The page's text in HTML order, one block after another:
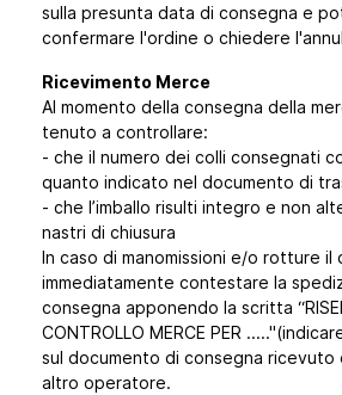
sulla presunta data di consegna e
confermare l'ordine o chiedere
Ricevimento Merce
Al momento della consegna della
tenuto a controllare:
- che il numero dei colli consegnati
quanto indicato nel documento di
- che l’imballo risulti integro e non
nastri di chiusura
In caso di manomissioni e/o rotture il
immediatamente contestare la
consegna apponendo la scritta
CONTROLLO MERCE PER
sul documento di consegna ricevuto
altro operatore.